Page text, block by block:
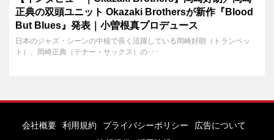
正典の双頭ユニット Okazaki Brothersが新作『Blood
But Blues』発表｜小曽根真プロデュース
日本のジャズ・シーンの中核で長く活躍している岡崎好朗（トランペッ
ト）、岡崎正典（テナー・サックス）の･･･
会社概要 利用規約 プライバシーポリシー
広告について